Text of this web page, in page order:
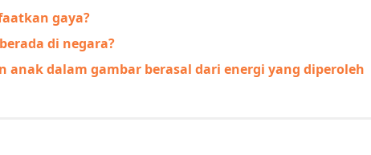
gaya?
di negara?
anak dalam gambar berasal dari energi yang diperoleh